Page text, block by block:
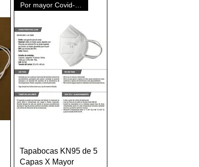
Quick View
Tapabocas KN95 de 5
Capas X Mayor